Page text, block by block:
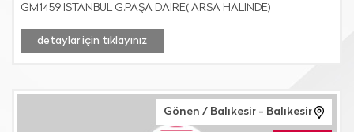
GM1459 İSTANBUL G.PAŞA DAİRE( ARSA HALİNDE)
detaylar için tıklayınız
Gönen / Balıkesir - Balıkesir